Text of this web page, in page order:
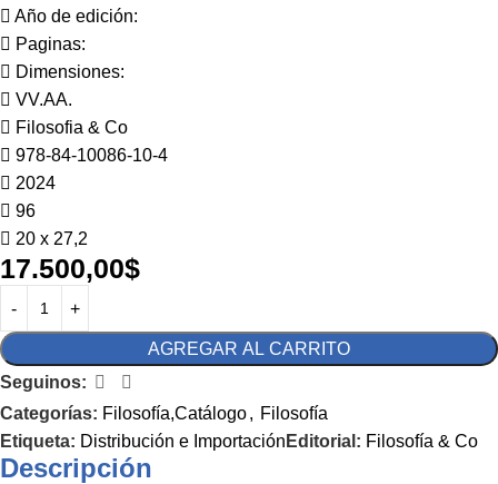
Año de edición:
Paginas:
Dimensiones:
VV.AA.
Filosofia & Co
978-84-10086-10-4
2024
96
20 x 27,2
17.500,00$
AGREGAR AL CARRITO
Seguinos:
Categorías: Filosofía,Catálogo, Filosofía
Etiqueta: Distribución e Importación Editorial: Filosofía & Co
Descripción